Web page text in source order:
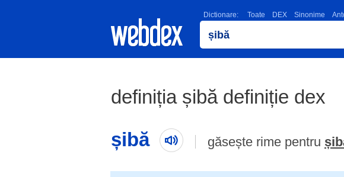
Dictionare: Toate DEX Sinonime
definiția șibă definiție dex
șibă
găsește rime pentru